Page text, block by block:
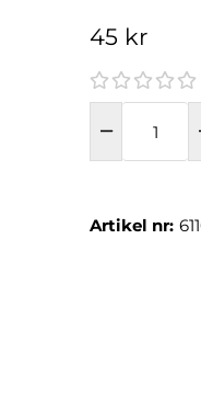
45 kr
Artikel nr: